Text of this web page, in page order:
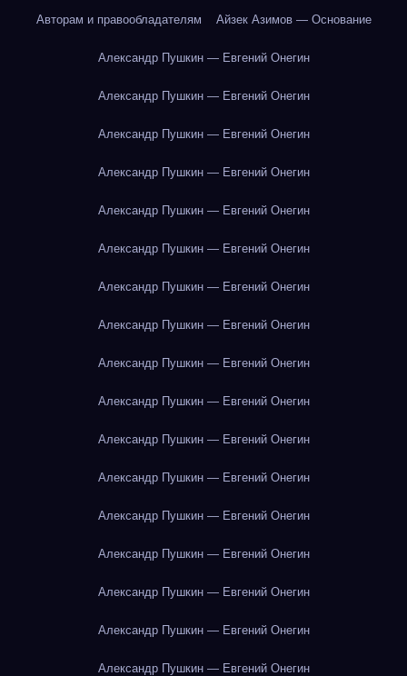
Авторам и правообладателям Айзек Азимов — Основание
Александр Пушкин — Евгений Онегин
Александр Пушкин — Евгений Онегин
Александр Пушкин — Евгений Онегин
Александр Пушкин — Евгений Онегин
Александр Пушкин — Евгений Онегин
Александр Пушкин — Евгений Онегин
Александр Пушкин — Евгений Онегин
Александр Пушкин — Евгений Онегин
Александр Пушкин — Евгений Онегин
Александр Пушкин — Евгений Онегин
Александр Пушкин — Евгений Онегин
Александр Пушкин — Евгений Онегин
Александр Пушкин — Евгений Онегин
Александр Пушкин — Евгений Онегин
Александр Пушкин — Евгений Онегин
Александр Пушкин — Евгений Онегин
Александр Пушкин — Евгений Онегин